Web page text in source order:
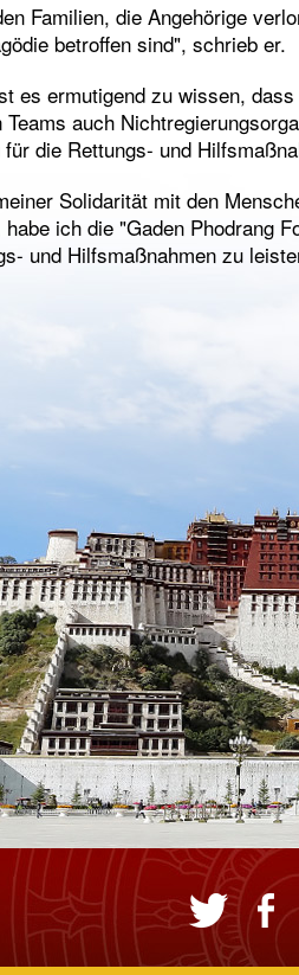
Familien, die Angehörige
betroffen sind", schrieb er.
es ermutigend zu wissen,
auch
die Rettungs- und
Solidarität mit den
ich die "Gaden Phodrang
und Hilfsmaßnahmen zu